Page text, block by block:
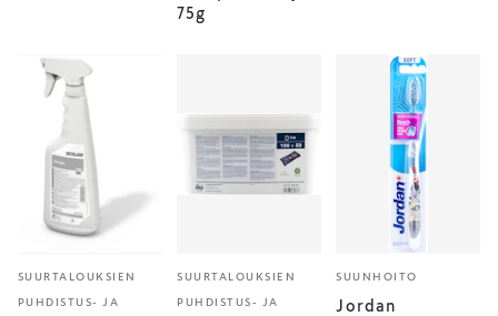
75g
SUURTALOUKSIEN
PUHDISTUS- JA
SUURTALOUKSIEN
PUHDISTUS- JA
SUUNHOITO
Jordan